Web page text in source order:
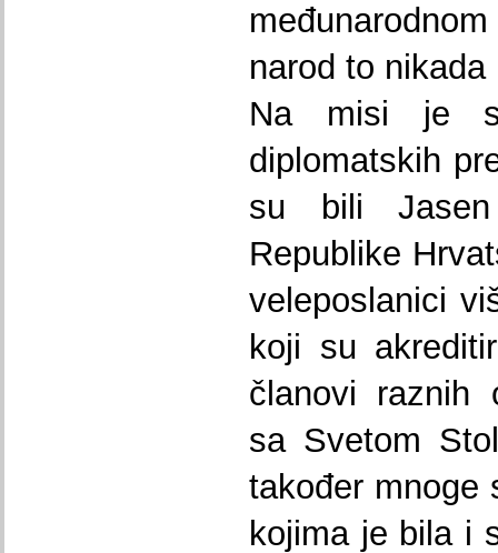
narod to
Na misi je
diplomatskih
su bili Jasen
Republike
veleposlanici
koji su
članovi raznih
sa Svetom
također mnoge
kojima je bila i